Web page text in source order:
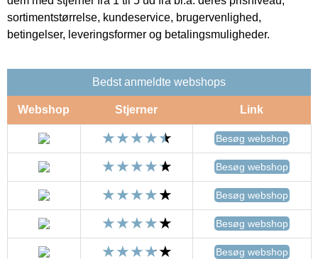
sortimentstørrelse, kundeservice, brugervenlighed,
betingelser, leveringsformer og betalingsmuligheder.
Bedst anmeldte webshops
Webshop Stjerner Link
Besøg webshop
Besøg webshop
Besøg webshop
Besøg webshop
Besøg webshop